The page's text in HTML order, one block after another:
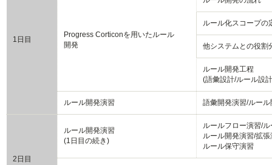
1日目
Progress Corticonを用いたルール
開発
ルール化スコープの
他システムとの役割
ルール開発工程
(語彙設計/ルール設
ルール開発演習 語彙開発演習/ルー
2日目
ルール開発演習
(1日目の続き)
ルールフロー演習/
ルール開発演習/拡
ルール保守演習